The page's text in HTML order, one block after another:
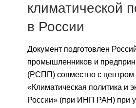
Публикации
Научная жизнь
Издания
Проблемы
О журнале
климатической
в России
Документ подготовлен
промышленников и
(РСПП) совместно с центром
«Климатическая политика и
России» (при ИНП РАН) при